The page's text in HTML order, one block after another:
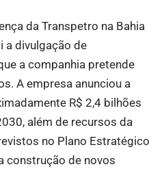
da Transpetro na Bahia
a divulgação de
a companhia pretende
A empresa anunciou a
R$ 2,4 bilhões
além de recursos da
no Plano Estratégico
construção de novos